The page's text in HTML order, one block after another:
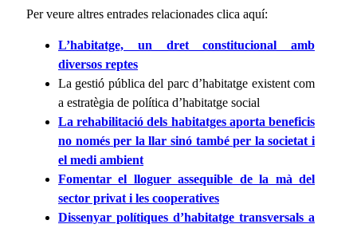
Per veure altres entrades relacionades clica aquí:
L’habitatge, un dret constitucional amb
diversos reptes
La gestió pública del parc d’habitatge existent com
a estratègia de política d’habitatge social
La rehabilitació dels habitatges aporta beneficis
no només per la llar sinó també per la societat i
el medi ambient
Fomentar el lloguer assequible de la mà del
sector privat i les cooperatives
Dissenyar polítiques d’habitatge transversals a